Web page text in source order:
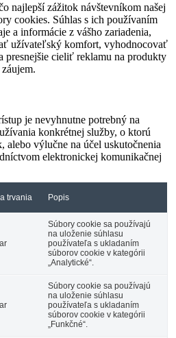
najlepší zážitok návštevníkom našej
cookies. Súhlas s ich používaním
a informácie z vášho zariadenia,
užívateľský komfort, vyhodnocovať
presnejšie cieliť reklamu na produkty
je nevyhnutne potrebný na
konkrétnej služby, o ktorú
alebo výlučne na účel uskutočnenia
elektronickej komunikačnej
trvania Popis
Súbory cookie sa používajú
na uloženie súhlasu
používateľa s ukladaním
súborov cookie v kategórii
„Analytické“.
Súbory cookie sa používajú
na uloženie súhlasu
používateľa s ukladaním
súborov cookie v kategórii
„Funkčné“.